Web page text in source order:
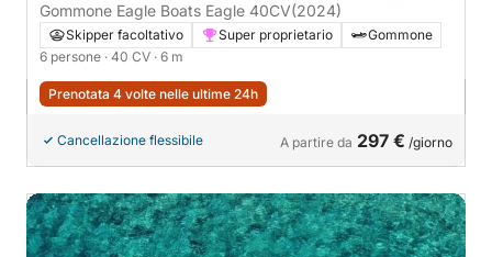
Gommone Eagle Boats Eagle 40CV(2024)
Skipper facoltativo Super proprietario
Gommone
6 persone · 40 CV · 6 m
Prenotata 4 volte nelle ultime 24h
Cancellazione flessibile A partire da 297 € /giorno